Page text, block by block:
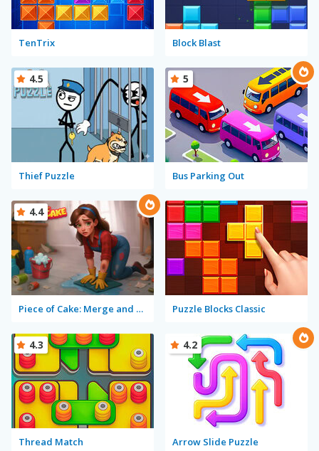
TenTrix Block Blast
Thief Puzzle
4.5
Bus Parking Out
5
Piece of Cake: Merge and Bake
4.4
Puzzle Blocks Classic
Thread Match
4.3
Arrow Slide Puzzle
4.2